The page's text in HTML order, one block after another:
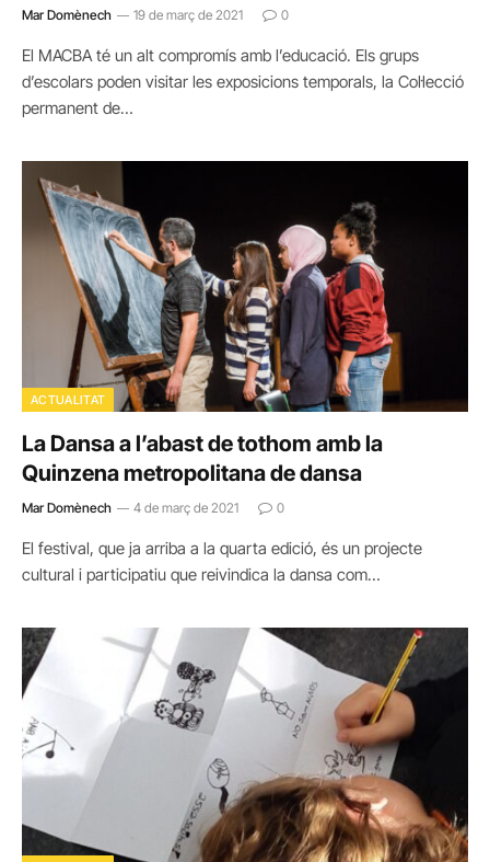
Mar Domènech 19 de març de 2021 0
El MACBA té un alt compromís amb l’educació. Els grups
d’escolars poden visitar les exposicions temporals, la Col·lecció
permanent de…
ACTUALITAT
La Dansa a l’abast de tothom amb la
Quinzena metropolitana de dansa
Mar Domènech 4 de març de 2021 0
El festival, que ja arriba a la quarta edició, és un projecte
cultural i participatiu que reivindica la dansa com…